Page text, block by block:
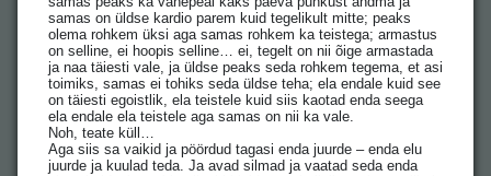
samas on üldse kardio parem kuid tegelikult mitte; peaks
olema rohkem üksi aga samas rohkem ka teistega; armastus
on selline, ei hoopis selline… ei, tegelt on nii õige armastada
ja naa täiesti vale, ja üldse peaks seda rohkem tegema, et asi
toimiks, samas ei tohiks seda üldse teha; ela endale kuid see
on täiesti egoistlik, ela teistele kuid siis kaotad enda seega
ela endale ela teistele aga samas on nii ka vale.
Noh, teate küll…
Aga siis sa vaikid ja pöördud tagasi enda juurde – enda elu
juurde ja kuulad teda. Ja avad silmad ja vaatad seda enda